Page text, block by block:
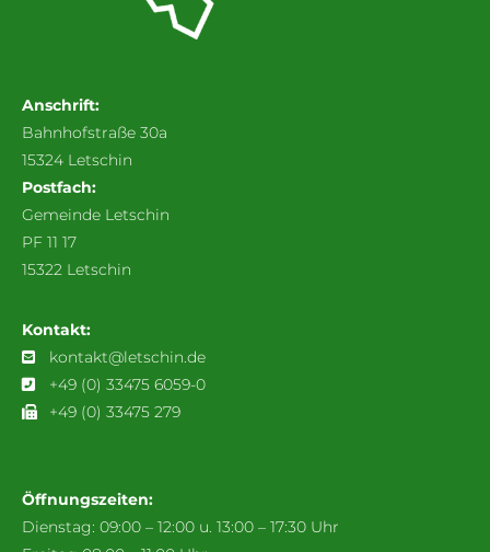
Anschrift:
Bahnhofstraße 30a
15324 Letschin
Postfach:
Gemeinde Letschin
PF 11 17
15322 Letschin
Kontakt:
kontakt@letschin.de
+49 (0) 33475 6059-0
+49 (0) 33475 279
Öffnungszeiten:
Dienstag: 09:00 – 12:00 u. 13:00 – 17:30 Uhr